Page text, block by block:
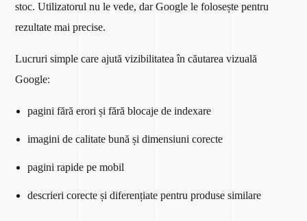
stoc. Utilizatorul nu le vede, dar Google le folosește pentru
rezultate mai precise.
Lucruri simple care ajută vizibilitatea în căutarea vizuală
Google:
pagini fără erori și fără blocaje de indexare
imagini de calitate bună și dimensiuni corecte
pagini rapide pe mobil
descrieri corecte și diferențiate pentru produse similare